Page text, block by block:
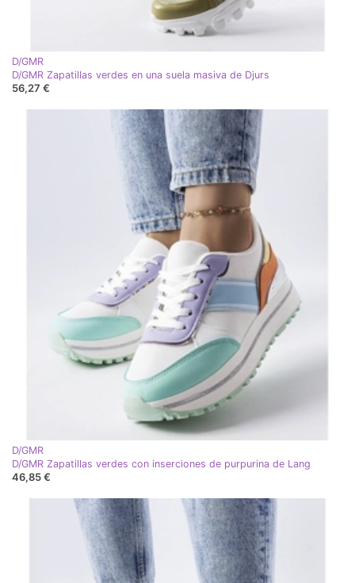
D/GMR
D/GMR Zapatillas verdes en una suela masiva de Djurs
56,27 €
D/GMR
D/GMR Zapatillas verdes con inserciones de purpurina de Lang
46,85 €